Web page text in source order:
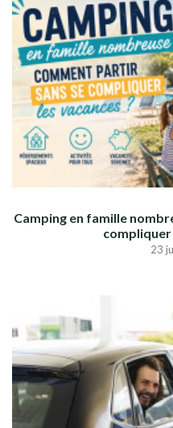
Camping en famille
compliquer
23